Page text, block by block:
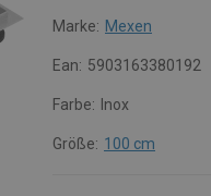
Marke: Mexen
Ean: 5903163380192
Farbe: Inox
Größe: 100 cm